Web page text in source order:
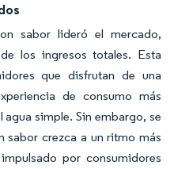
sabor lideró el mercado,
los ingresos totales. Esta
que disfrutan de una
de consumo más
simple. Sin embargo, se
sabor crezca a un ritmo más
por consumidores